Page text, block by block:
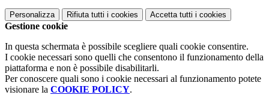
Personalizza Rifiuta tutti i cookies Accetta tutti i cookies
Gestione cookie
In questa schermata è possibile scegliere quali cookie consentire.
I cookie necessari sono quelli che consentono il funzionamento della
piattaforma e non è possibile disabilitarli.
Per conoscere quali sono i cookie necessari al funzionamento potete
visionare la COOKIE POLICY.